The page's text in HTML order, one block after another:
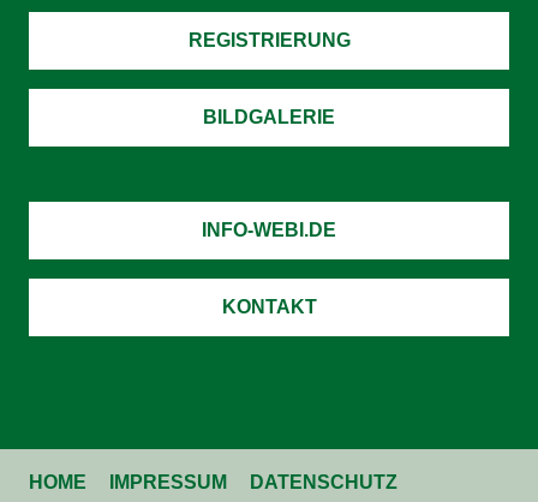
REGISTRIERUNG
BILDGALERIE
INFO-WEBI.DE
KONTAKT
HOME IMPRESSUM DATENSCHUTZ